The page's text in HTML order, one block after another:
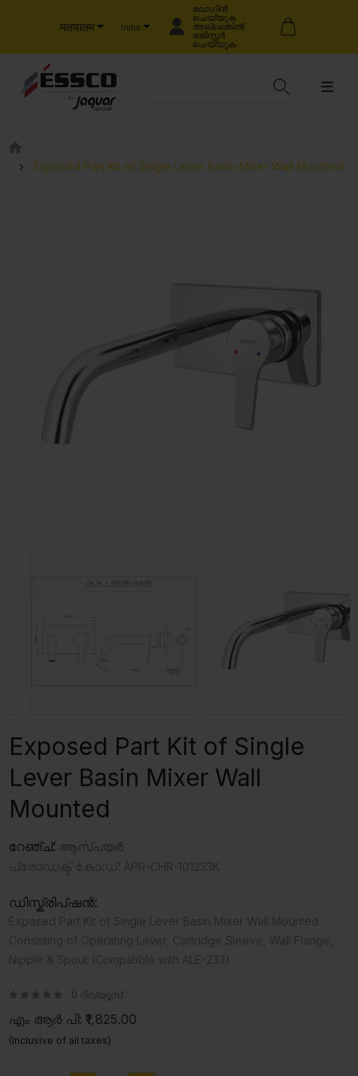
मलयालम India
ലോഗിൻ
ചെയ്യുക
അല്ലെങ്കിൽ
രജിസ്റ്റർ
ചെയ്യുക
Exposed Part Kit of Single Lever Basin Mixer Wall Mounted
Exposed Part Kit of Single
Lever Basin Mixer Wall
Mounted
റേഞ്ച്: ആസ്‍പയർ
ഡിസ്ക്രിപ്ഷൻ:
0 റിവ്യൂസ്
എം ആർ പി: ₹1,825.00
(Inclusive of all taxes)